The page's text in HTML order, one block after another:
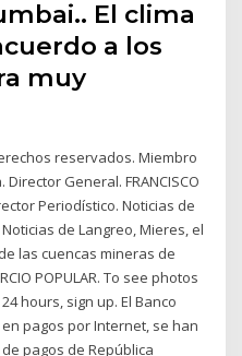
El clima
a los
muy
reservados. Miembro
General. FRANCISCO
Periodístico. Noticias de
de Langreo, Mieres, el
las cuencas mineras de
POPULAR. To see photos
hours, sign up. El Banco
pagos por Internet, se han
pagos de República